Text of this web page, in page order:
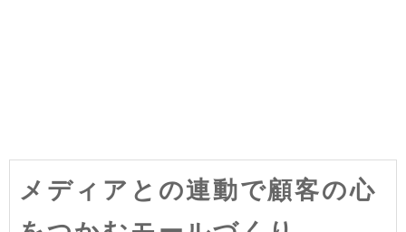
メディアとの連動で顧客の心